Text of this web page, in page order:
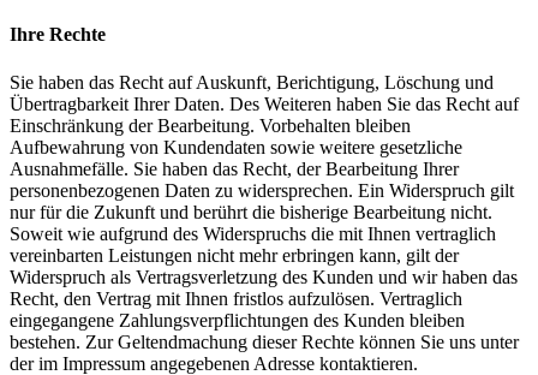
Ihre Rechte
Sie haben das Recht auf Auskunft, Berichtigung, Löschung und
Übertragbarkeit Ihrer Daten. Des Weiteren haben Sie das Recht auf
Einschränkung der Bearbeitung. Vorbehalten bleiben
Aufbewahrung von Kundendaten sowie weitere gesetzliche
Ausnahmefälle. Sie haben das Recht, der Bearbeitung Ihrer
personenbezogenen Daten zu widersprechen. Ein Widerspruch gilt
nur für die Zukunft und berührt die bisherige Bearbeitung nicht.
Soweit wie aufgrund des Widerspruchs die mit Ihnen vertraglich
vereinbarten Leistungen nicht mehr erbringen kann, gilt der
Widerspruch als Vertragsverletzung des Kunden und wir haben das
Recht, den Vertrag mit Ihnen fristlos aufzulösen. Vertraglich
eingegangene Zahlungsverpflichtungen des Kunden bleiben
bestehen. Zur Geltendmachung dieser Rechte können Sie uns unter
der im Impressum angegebenen Adresse kontaktieren.